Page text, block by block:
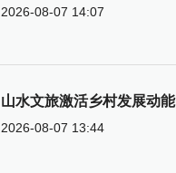
2026-08-07 14:07
山水文旅激活乡村发展动能
2026-08-07 13:44